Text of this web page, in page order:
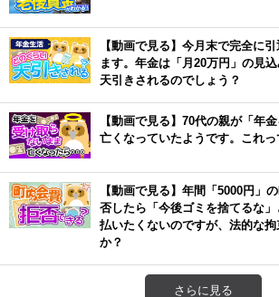
【動画で見る】今月末で完全に
ます。年金は「月20万円」の見
天引きされるのでしょう？
【動画で見る】70代の親が「年
亡くなっていたようです。これ
【動画で見る】年間「5000円」
否したら「今後ゴミを捨てるな
払いたくないのですが、法的な拘
か？
さらに見る